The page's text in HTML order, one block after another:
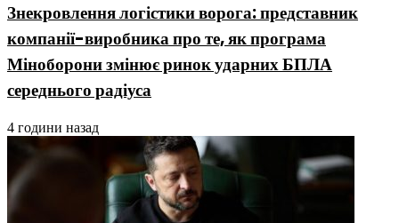
Знекровлення логістики ворога: представник
компанії-виробника про те, як програма
Міноборони змінює ринок ударних БПЛА
середнього радіуса
4 години назад